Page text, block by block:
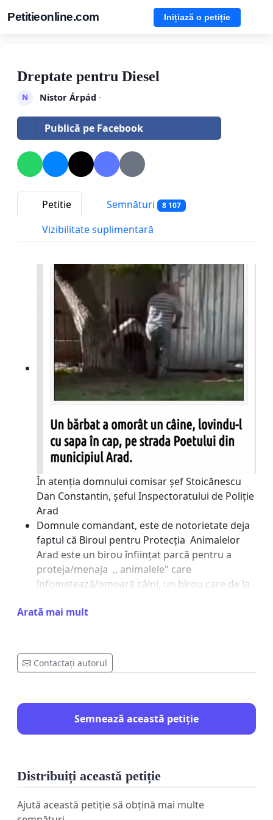
Petitieonline.com Inițiază o petiție
Dreptate pentru Diesel
N Nistor Árpád ·
Publică pe Facebook
Petitie Semnături 8 107
Vizibilitate suplimentară
În atenția domnului comisar șef Stoicănescu
Dan Constantin, șeful Inspectoratului de Poliție
Arad
Domnule comandant, este de notorietate deja
faptul că Biroul pentru Protecția Animalelor
Arad este un birou înființat parcă pentru a
proteja/menaja ,, animalele" care
înfometează/omoară câini, un birou care de la
dosarele, încât nu are niciun caz rezolvat cu
De la renumita Decuseară Gabriela, o
adevărată Legendă Locală, despre care se
sute de câini (inclusiv pe un teren deținut de
către un lucrător al M.A.I.) până la cazul
Iar acum avem Cazul Diesel, un cățel omorât în
timp ce câinele își dădea ultima suflare, totuși
Arată mai mult
Contactați autorul
Semnează această petiție
Distribuiți această petiție
Ajută această petiție să obțină mai multe